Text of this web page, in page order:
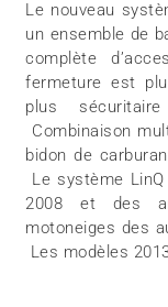
Le nouveau
un ensemble de
complète
fermeture est
plus
Combinaison
bidon de
Le système
2008 et des
motoneiges des
Les modèles